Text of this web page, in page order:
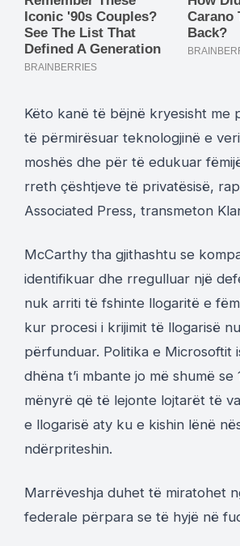
Këto kanë të bëjnë kryesisht me
të përmirësuar teknologjinë e
moshës dhe për të edukuar
rreth çështjeve të privatësisë,
Associated Press, transmeton
McCarthy tha gjithashtu se
identifikuar dhe rregulluar një
nuk arriti të fshinte llogaritë e
kur procesi i krijimit të llogarisë
përfunduar. Politika e Microsoftit
dhëna t’i mbante jo më shumë se
mënyrë që të lejonte lojtarët të
e llogarisë aty ku e kishin lënë
ndërpriteshin.
Marrëveshja duhet të miratohet
federale përpara se të hyjë në